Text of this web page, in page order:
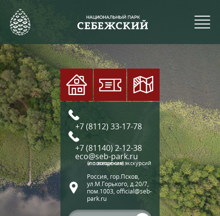
+7 (8112) 33-17-78
+7 (81140) 2-12-38
eco@seb-park.ru
(по вопросам экскурсий и посещения)
Россия, гор.Псков,
ул.М.Горького, д.20/7,
пом.1003, official@seb-
park.ru